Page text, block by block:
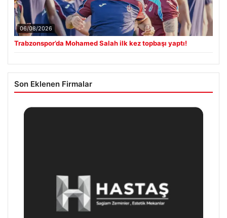
06/08/2026
Trabzonspor’da Mohamed Salah ilk kez topbaşı yaptı!
Son Eklenen Firmalar